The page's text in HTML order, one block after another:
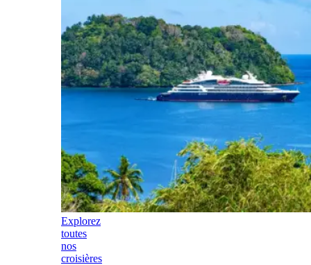
Explorez
toutes
nos
croisières